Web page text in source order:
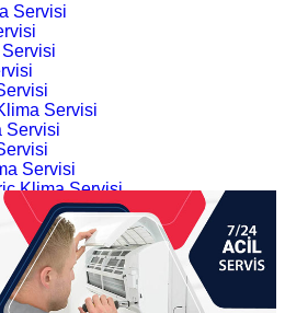
Servisi
Servisi
Servisi
Servisi
Klima Servisi
Servisi
Gaz Dolumu
Gaz Dolumu